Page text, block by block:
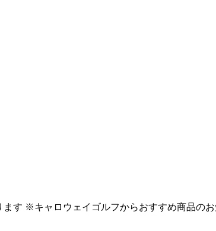
す ※キャロウェイゴルフからおすすめ商品の